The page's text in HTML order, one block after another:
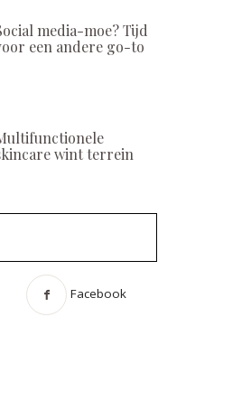
media-moe? Tijd
een andere go-to
wint terrein
Facebook